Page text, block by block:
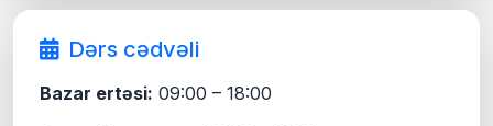
Dərs cədvəli
Bazar ertəsi: 09:00 – 18:00